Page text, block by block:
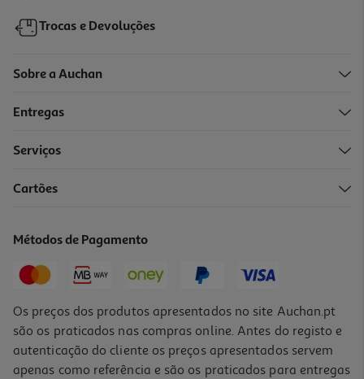
Trocas e Devoluções
Sobre a Auchan
Entregas
Serviços
Cartões
Métodos de Pagamento
Os preços dos produtos apresentados no site Auchan.pt
são os praticados nas compras online. Antes do registo e
autenticação do cliente os preços apresentados servem
apenas como referência e são os praticados para entregas